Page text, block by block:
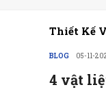
Thiết Kế
BLOG 05-11-
4 vật